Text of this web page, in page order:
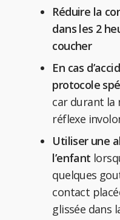
Réduire la
dans les 2
coucher
En cas
protocole
car durant la
réflexe
Utiliser une
l’enfant
quelques
contact
glissée dans